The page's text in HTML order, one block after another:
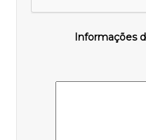
Informações